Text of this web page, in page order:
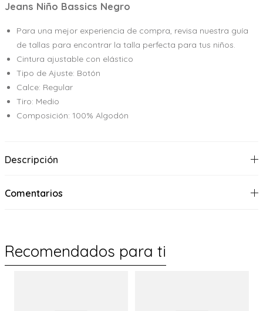
Jeans Niño Bassics Negro
Para una mejor experiencia de compra, revisa nuestra guía
de tallas para encontrar la talla perfecta para tus niños.
Cintura ajustable con elástico
Tipo de Ajuste: Botón
Calce: Regular
Tiro: Medio
Composición: 100% Algodón
Descripción
Comentarios
Recomendados para ti